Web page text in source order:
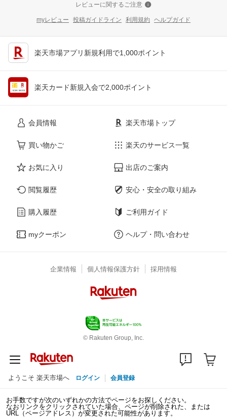
レビューに関するご注意
myレビュー 投稿ガイドライン 利用規約 ヘルプガイド
楽天市場アプリ新規利用で1,000ポイント
楽天カード新規入会で2,000ポイント
会員情報
買い物かご
お気に入り
閲覧履歴
購入履歴
myクーポン
楽天市場トップ
楽天のサービス一覧
出店のご案内
安心・安全の取り組み
ご利用ガイド
ヘルプ・問い合わせ
企業情報 個人情報保護方針 採用情報
© Rakuten Group, Inc.
ようこそ 楽天市場へ ログイン 会員登録
お手数ですが次のいずれかの方法でページをお探しください。
なおリンクをクリックされていた場合、ページが削除された、または
URL（ページアドレス）が変更された可能性があります。